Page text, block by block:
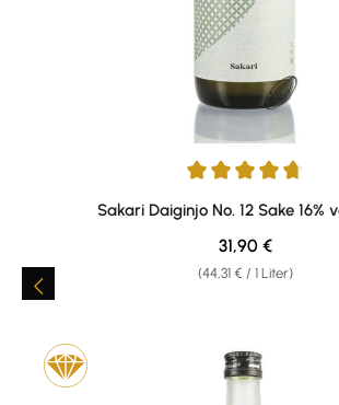
Durchschnittliche Bewertung von 4.67
Sakari Daiginjo No. 12 Sake 16%
(44,31 € / 1 Liter)
Regulärer Preis:
31,90 €